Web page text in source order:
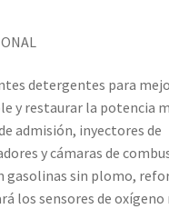
detergentes para
y restaurar la potencia
admisión, inyectores de
y cámaras de
gasolinas sin plomo,
los sensores de oxígeno